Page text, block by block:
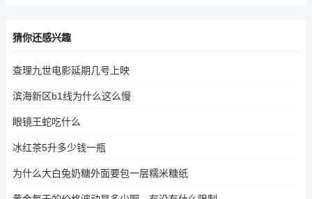
猜你还感兴趣
查理九世电影延期几号上映
滨海新区b1线为什么这么慢
眼镜王蛇吃什么
冰红茶5升多少钱一瓶
为什么大白兔奶糖外面要包一层糯米糖纸